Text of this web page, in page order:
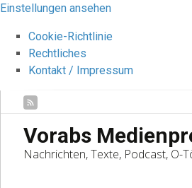
Einstellungen ansehen
Cookie-Richtlinie
Rechtliches
Kontakt / Impressum
Vorabs
Nachrichten, Texte, Podcast, O-